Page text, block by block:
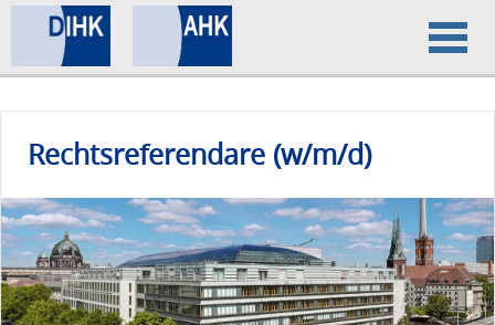
Datenschutz
Impressum
Rechtsreferendare (w/m/d)